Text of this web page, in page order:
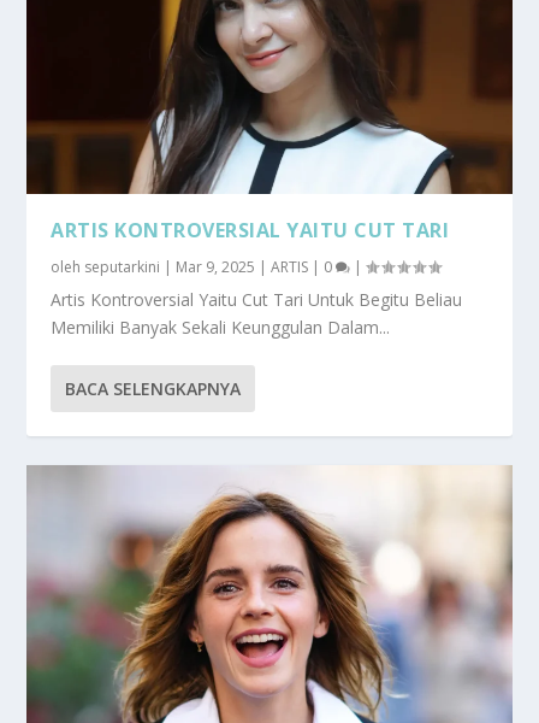
ARTIS KONTROVERSIAL YAITU CUT TARI
oleh seputarkini Mar 9, 2025 |ARTIS 0 |
Artis Kontroversial Yaitu Cut Tari Untuk Begitu Beliau
Memiliki Banyak Sekali Keunggulan Dalam...
BACA SELENGKAPNYA